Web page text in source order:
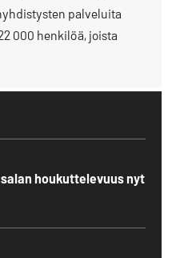
palveluita
000 henkilöä, joista
houkuttelevuus nyt